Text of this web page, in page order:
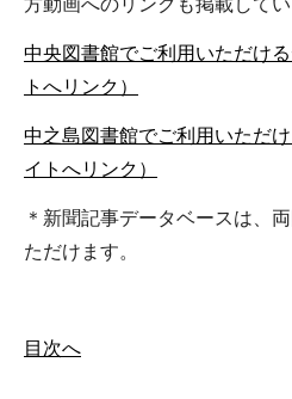
方動画へのリンクも掲載してい
中央図書館でご利用いただけ
トへリンク）
中之島図書館でご利用いただ
イトへリンク）
＊新聞記事データベースは、
ただけます。
目次へ